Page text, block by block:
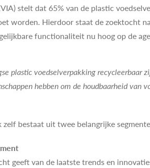
stelt dat 65% van de plastic
worden. Hierdoor staat de zoektocht
functionaliteit nu hoog op de
plastic voedselverpakking recycleerbaar
hebben om de houdbaarheid van
zelf bestaat uit twee belangrijke
geeft van de laatste trends en